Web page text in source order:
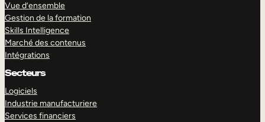
Vue d’ensemble
Gestion de la formation
Skills Intelligence
Marché des contenus
Intégrations
Secteurs
Logiciels
Industrie manufacturiere
Services financiers